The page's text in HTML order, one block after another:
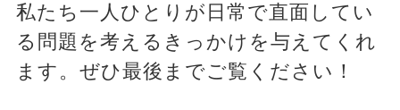
私たち一人ひとりが日常で直面してい
る問題を考えるきっかけを与えてくれ
ます。ぜひ最後までご覧ください！